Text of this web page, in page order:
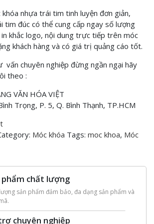
nhựa trái tim tinh luyện đơn giản,
tim đúc có thể cung cấp ngay số lượng
khắc logo, nội dung trực tiếp trên móc
khách hàng và có giá trị quảng cáo tốt.
vấn chuyên nghiệp đừng ngần ngại hãy
theo :
VĂN HÓA VIỆT
Trọng, P. 5, Q. Bình Thạnh, TP.HCM
Móc khóa Tags: moc khoa, Móc
phẩm chất lượng
sản phẩm đảm bảo, đa dạng sản phẩm và
chuyên nghiệp